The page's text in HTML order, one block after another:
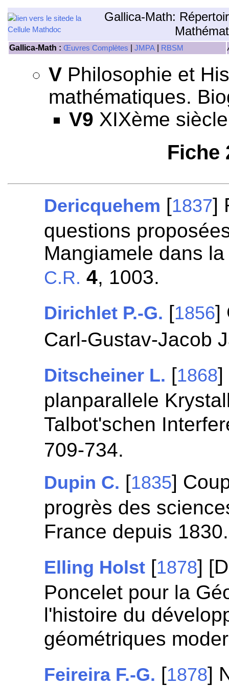
Gallica-Math:
Gallica-Math : Œuvres Complètes JMPA RBSM
V Philosophie et
mathématiques.
V9 XIXème
Fiche
Dericquehem [1837]
questions
Mangiamele dans
C.R. 4, 1003.
Dirichlet P.-G. [1856]
Carl-Gustav-Jacob
Ditscheiner L. [1868]
planparallele
Talbot'schen
709-734.
Dupin C. [1835]
progrès des
France depuis
Elling Holst [1878]
Poncelet pour la
l'histoire du
géométriques
Feireira F.-G. [1878]